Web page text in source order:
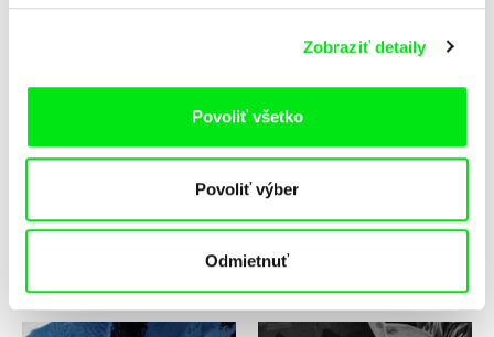
Zobraziť detaily
Povoliť všetko
Povoliť výber
Odmietnuť
Vojnový spravodajca
Roman Liubyi Pavel Jurda
Volám sa Hladný Bizón